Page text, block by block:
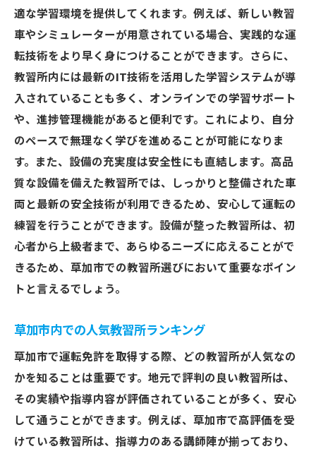
適な学習環境を提供してくれます。例えば、新しい教習
車やシミュレーターが用意されている場合、実践的な運
転技術をより早く身につけることができます。さらに、
教習所内には最新のIT技術を活用した学習システムが導
入されていることも多く、オンラインでの学習サポート
や、進捗管理機能があると便利です。これにより、自分
のペースで無理なく学びを進めることが可能になりま
す。また、設備の充実度は安全性にも直結します。高品
質な設備を備えた教習所では、しっかりと整備された車
両と最新の安全技術が利用できるため、安心して運転の
練習を行うことができます。設備が整った教習所は、初
心者から上級者まで、あらゆるニーズに応えることがで
きるため、草加市での教習所選びにおいて重要なポイン
トと言えるでしょう。
草加市内での人気教習所ランキング
草加市で運転免許を取得する際、どの教習所が人気なの
かを知ることは重要です。地元で評判の良い教習所は、
その実績や指導内容が評価されていることが多く、安心
して通うことができます。例えば、草加市で高評価を受
けている教習所は、指導力のある講師陣が揃っており、